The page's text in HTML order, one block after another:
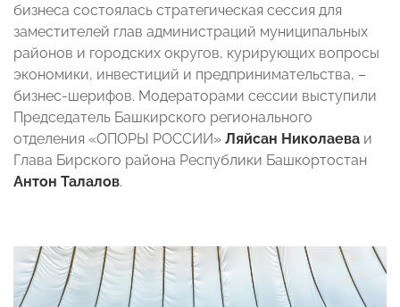
бизнеса состоялась стратегическая сессия для
заместителей глав администраций муниципальных
районов и городских округов, курирующих вопросы
экономики, инвестиций и предпринимательства, –
бизнес-шерифов. Модераторами сессии выступили
Председатель Башкирского регионального
отделения «ОПОРЫ РОССИИ» Ляйсан Николаева и
Глава Бирского района Республики Башкортостан
Антон Талалов.